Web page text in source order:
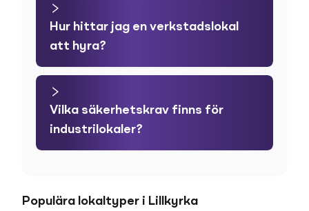
Hur hittar jag en verkstadslokal
att hyra?
Vilka säkerhetskrav finns för
industrilokaler?
Populära lokaltyper i Lillkyrka